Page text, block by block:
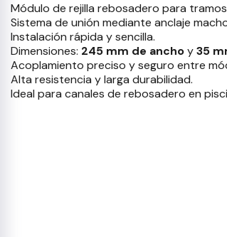
Módulo de rejilla rebosadero para
Sistema de unión mediante anclaje
Instalación rápida y sencilla.
Dimensiones: 245 mm de anchoy35
Acoplamiento preciso y seguro entre
Alta resistencia y larga durabilidad.
Ideal para canales de rebosadero en